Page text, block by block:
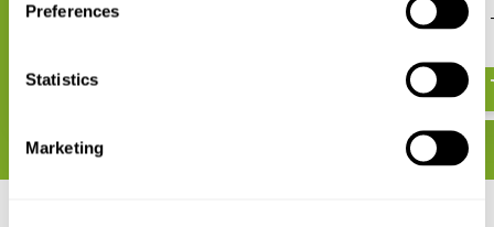
Preferences
Statistics
Marketing
Tilley Dunes Explorer Tilley The Wanderer